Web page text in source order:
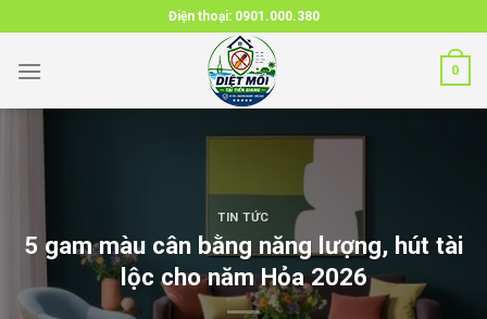
to
content
Điện thoại: 0901.000.380
0
TIN TỨC
5 gam màu cân bằng năng lượng, hút tài
lộc cho năm Hỏa 2026